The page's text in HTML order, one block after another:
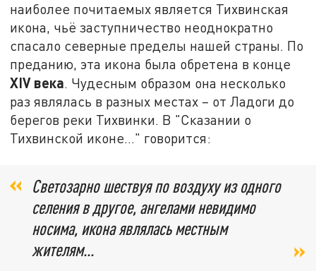
наиболее почитаемых является Тихвинская
икона, чьё заступничество неоднократно
спасало северные пределы нашей страны. По
преданию, эта икона была обретена в конце
XIV века. Чудесным образом она несколько
раз являлась в разных местах – от Ладоги до
берегов реки Тихвинки. В "Сказании о
Тихвинской иконе..." говорится:
Светозарно шествуя по воздуху из одного
селения в другое, ангелами невидимо
носима, икона являлась местным
жителям...